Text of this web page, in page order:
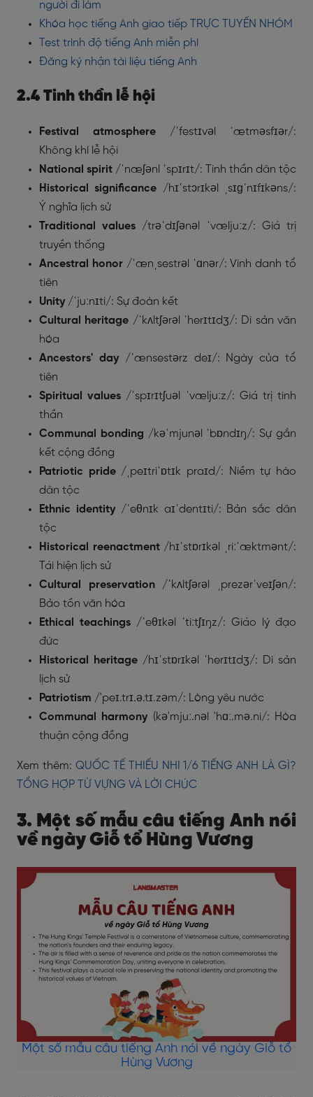
người đi làm
Khóa học tiếng Anh giao tiếp TRỰC TUYẾN NHÓM
Test trình độ tiếng Anh miễn phí
Đăng ký nhận tài liệu tiếng Anh
2.4 Tinh thần lễ hội
Festival atmosphere /ˈfestɪvəl ˈætməsfɪər/:
Không khí lễ hội
National spirit /ˈnæʃənl ˈspɪrɪt/: Tinh thần dân tộc
Historical significance /hɪˈstɔrɪkəl ˌsɪɡˈnɪfɪkəns/:
Ý nghĩa lịch sử
Traditional values /trəˈdɪʃənəl ˈvæljuːz/: Giá trị
truyền thống
Ancestral honor /ˈænˌsestrəl ˈɑnər/: Vinh danh tổ
tiên
Unity /ˈjuːnɪti/: Sự đoàn kết
Cultural heritage /ˈkʌltʃərəl ˈherɪtɪdʒ/: Di sản văn
hóa
Ancestors' day /ˈænsestərz deɪ/: Ngày của tổ
tiên
Spiritual values /ˈspɪrɪtʃuəl ˈvæljuːz/: Giá trị tinh
thần
Communal bonding /kəˈmjunəl ˈbɒndɪŋ/: Sự gắn
kết cộng đồng
Patriotic pride /ˌpeɪtriˈɒtɪk praɪd/: Niềm tự hào
dân tộc
Ethnic identity /ˈeθnɪk aɪˈdentɪti/: Bản sắc dân
tộc
Historical reenactment /hɪˈstɒrɪkəl ˌriːˈæktmənt/:
Tái hiện lịch sử
Cultural preservation /ˈkʌltʃərəl ˌprezərˈveɪʃən/:
Bảo tồn văn hóa
Ethical teachings /ˈeθɪkəl ˈtiːtʃɪŋz/: Giáo lý đạo
đức
Historical heritage /hɪˈstɒrɪkəl ˈherɪtɪdʒ/: Di sản
lịch sử
Patriotism /'peɪ.trɪ.ə.tɪ.zəm/: Lòng yêu nước
Communal harmony (kə'mjuː.nəl 'hɑː.mə.ni/: Hòa
thuận cộng đồng
Xem thêm: QUỐC TẾ THIẾU NHI 1/6 TIẾNG ANH LÀ GÌ?
TỔNG HỢP TỪ VỰNG VÀ LỜI CHÚC
3. Một số mẫu câu tiếng Anh nói
về ngày Giỗ tổ Hùng Vương
Một số mẫu câu tiếng Anh nói về ngày Giỗ tổ
Hùng Vương